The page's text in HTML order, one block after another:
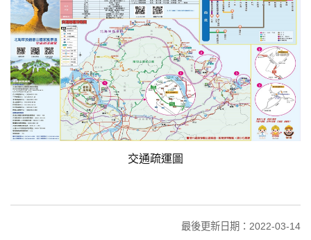
交通疏運圖
最後更新日期：2022-03-14